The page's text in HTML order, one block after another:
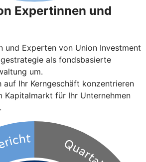
Expertinnen und
und Experten von Union Investment
als fondsbasierte
um.
auf Ihr Kerngeschäft konzentrieren
Kapitalmarkt für Ihr Unternehmen